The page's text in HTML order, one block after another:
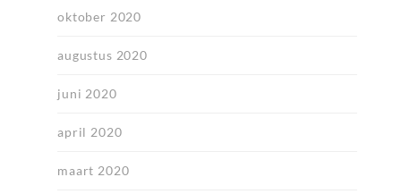
oktober 2020
augustus 2020
juni 2020
april 2020
maart 2020